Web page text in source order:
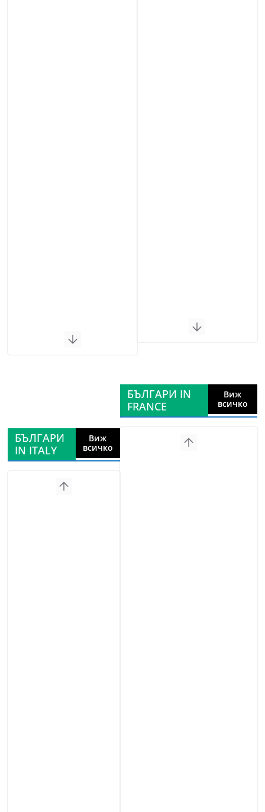
БЪЛГАРИ
IN ITALY
Виж
всичко
БЪЛГАРИ IN
FRANCE
Виж
всичко